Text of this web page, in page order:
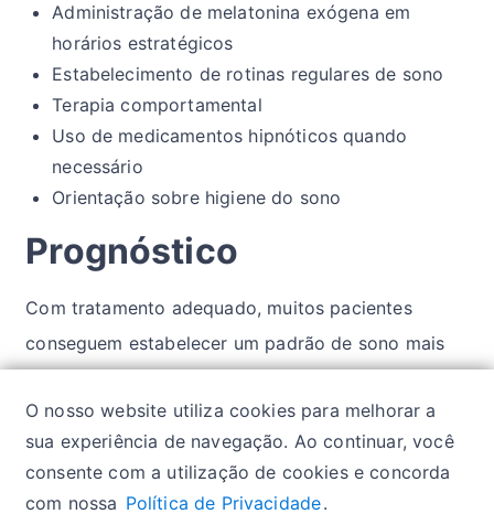
Administração de melatonina exógena em
horários estratégicos
Estabelecimento de rotinas regulares de sono
Terapia comportamental
Uso de medicamentos hipnóticos quando
necessário
Orientação sobre higiene do sono
Prognóstico
Com tratamento adequado, muitos pacientes
conseguem estabelecer um padrão de sono mais
manejo contínuo seja necessário.
O nosso website utiliza cookies para melhorar a
sua experiência de navegação. Ao continuar, você
consente com a utilização de cookies e concorda
com nossa Política de Privacidade.